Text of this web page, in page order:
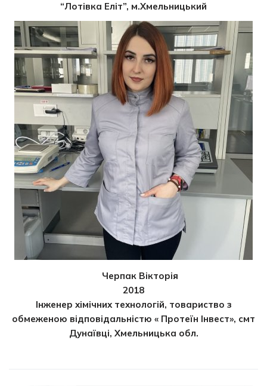
“Лотівка Еліт”, м.Хмельницький
Черпак Вікторія
2018
Інженер хімічних технологій, товариство з
обмеженою відповідальністю « Протеїн Інвест», смт
Дунаївці, Хмельницька обл.